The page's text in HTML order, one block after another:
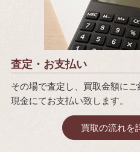
査定・お支払い
その場で査定し、買取金額に
現金にてお支払い致します。
買取の流れを